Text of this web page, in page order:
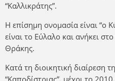
“Καλλικράτης”.
Η επίσημη ονομασία είναι “ο
είναι το Εύλαλο και ανήκει
Θράκης.
Κατά τη διοικητική διαίρεση